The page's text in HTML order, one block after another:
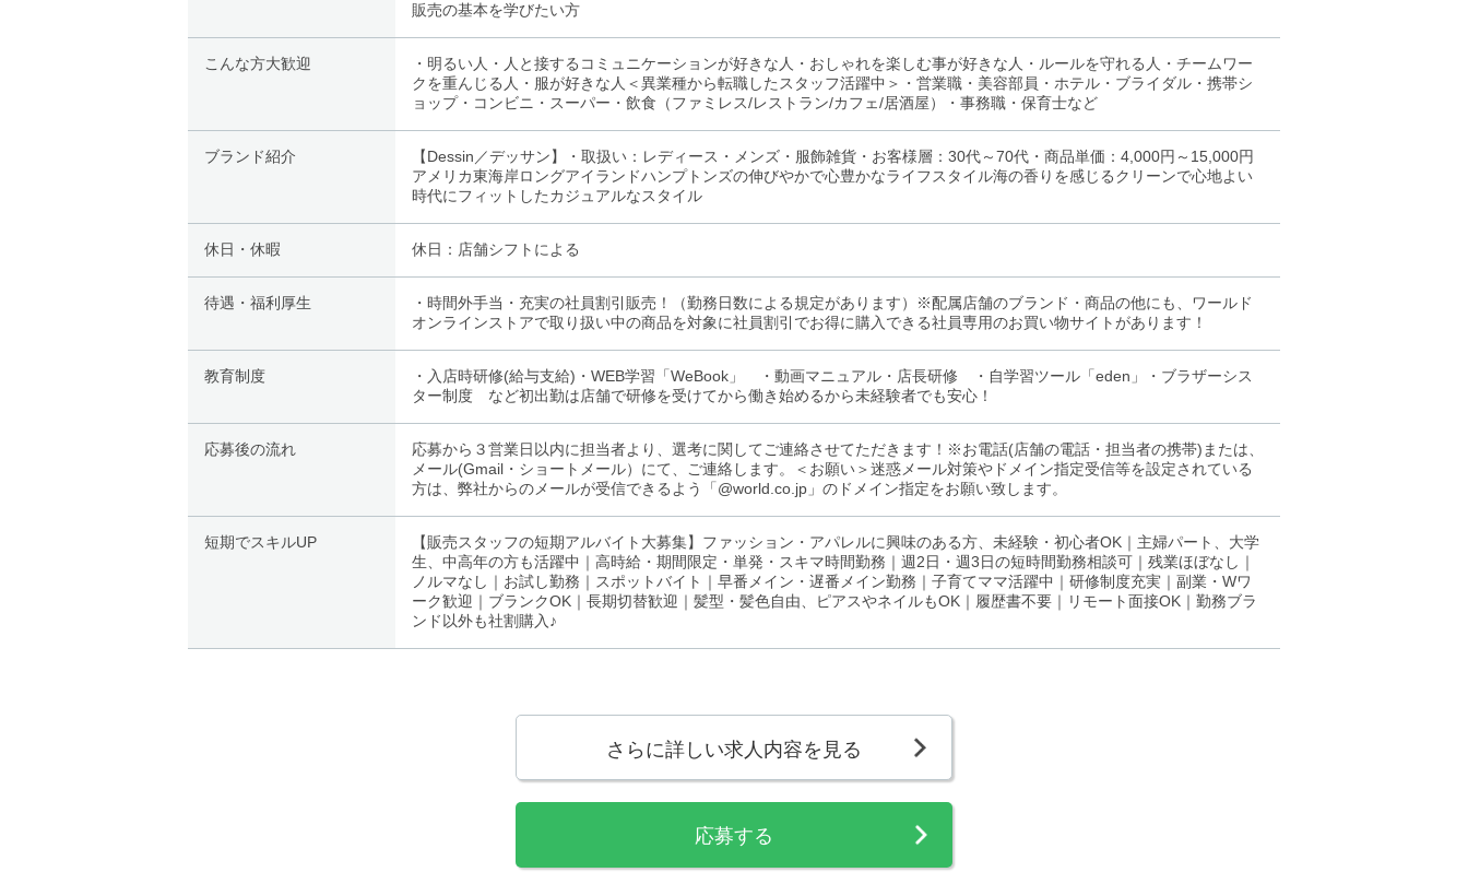
販売の基本を学びたい方
こんな方大歓迎
・明るい人・人と接するコミュニケーションが好きな人・おしゃれを楽しむ事が好きな人・ルールを守れる人・チームワー
クを重んじる人・服が好きな人＜異業種から転職したスタッフ活躍中＞・営業職・美容部員・ホテル・ブライダル・携帯シ
ョップ・コンビニ・スーパー・飲食（ファミレス/レストラン/カフェ/居酒屋）・事務職・保育士など
ブランド紹介
【Dessin／デッサン】・取扱い：レディース・メンズ・服飾雑貨・お客様層：30代～70代・商品単価：4,000円～15,000円
アメリカ東海岸ロングアイランドハンプトンズの伸びやかで心豊かなライフスタイル海の香りを感じるクリーンで心地よい
時代にフィットしたカジュアルなスタイル
休日・休暇 休日：店舗シフトによる
待遇・福利厚生
・時間外手当・充実の社員割引販売！（勤務日数による規定があります）※配属店舗のブランド・商品の他にも、ワールド
オンラインストアで取り扱い中の商品を対象に社員割引でお得に購入できる社員専用のお買い物サイトがあります！
教育制度
・入店時研修(給与支給)・WEB学習「WeBook」 ・動画マニュアル・店長研修 ・自学習ツール「eden」・ブラザーシス
ター制度 など初出勤は店舗で研修を受けてから働き始めるから未経験者でも安心！
応募後の流れ
応募から３営業日以内に担当者より、選考に関してご連絡させてただきます！※お電話(店舗の電話・担当者の携帯)または、
メール(Gmail・ショートメール）にて、ご連絡します。＜お願い＞迷惑メール対策やドメイン指定受信等を設定されている
方は、弊社からのメールが受信できるよう「@world.co.jp」のドメイン指定をお願い致します。
短期でスキルUP
【販売スタッフの短期アルバイト大募集】ファッション・アパレルに興味のある方、未経験・初心者OK｜主婦パート、大学
生、中高年の方も活躍中｜高時給・期間限定・単発・スキマ時間勤務｜週2日・週3日の短時間勤務相談可｜残業ほぼなし｜
ノルマなし｜お試し勤務｜スポットバイト｜早番メイン・遅番メイン勤務｜子育てママ活躍中｜研修制度充実｜副業・Wワ
ーク歓迎｜ブランクOK｜長期切替歓迎｜髪型・髪色自由、ピアスやネイルもOK｜履歴書不要｜リモート面接OK｜勤務ブラ
ンド以外も社割購入♪
さらに詳しい求人内容を見る
応募する